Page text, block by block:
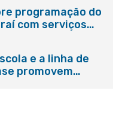
programação do
com serviços
e a linha de
promovem